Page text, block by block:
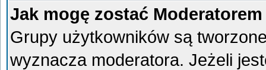
Jak mogę zostać
Grupy użytkowników są
wyznacza moderatora. Jeżeli